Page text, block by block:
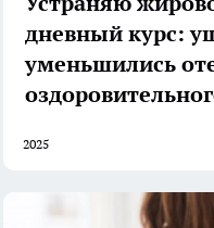
дневный курс:
уменьшились
2025